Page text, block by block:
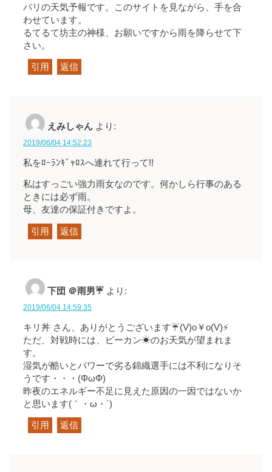
パリの天気予報です。このサイトを見ながら、手を合
わせています。
るてるて坊主の神様、お願いですから雨を降らせて下
さい。
引用 返信
えみしゃん より:
2019/06/04 14:52:23
私をﾛｰﾗﾝｷﾞｬﾛｽへ連れて行って!!
私はすっごい強力雨女なのです。何かしら行事のある
ときには必ず雨。
母、友達の保証付きですよ。
引用 返信
下団 ＠雨男☔ より:
2019/06/04 14:59:35
キリ丼 さん、ありがとうございます☔(V)o￥o(V)⚡
ただ、対戦時には、ピーカン☀のお天気が望まれま
す。
湿気が酷いとパワーで劣る錦織選手には不利になりそ
うです・・・(ΦωΦ)
昨夜のエネルギー不足に見えた原因の一因ではないか
と思います(｀・ω・´)ゞ
引用 返信